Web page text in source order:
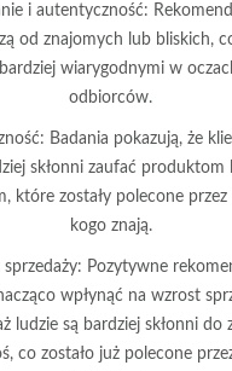
i autentyczność:
od znajomych lub bliskich,
wiarygodnymi w
odbiorców.
Badania pokazują, że
skłonni zaufać produktom
które zostały polecone przez
kogo znają.
Pozytywne
wpłynąć na wzrost
ludzie są bardziej skłonni do
co zostało już polecone